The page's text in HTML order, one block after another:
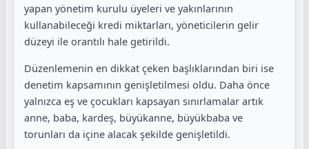
yapan yönetim kurulu üyeleri ve yakınlarının
kullanabileceği kredi miktarları, yöneticilerin gelir
düzeyi ile orantılı hale getirildi.
Düzenlemenin en dikkat çeken başlıklarından biri ise
denetim kapsamının genişletilmesi oldu. Daha önce
yalnızca eş ve çocukları kapsayan sınırlamalar artık
anne, baba, kardeş, büyükanne, büyükbaba ve
torunları da içine alacak şekilde genişletildi.